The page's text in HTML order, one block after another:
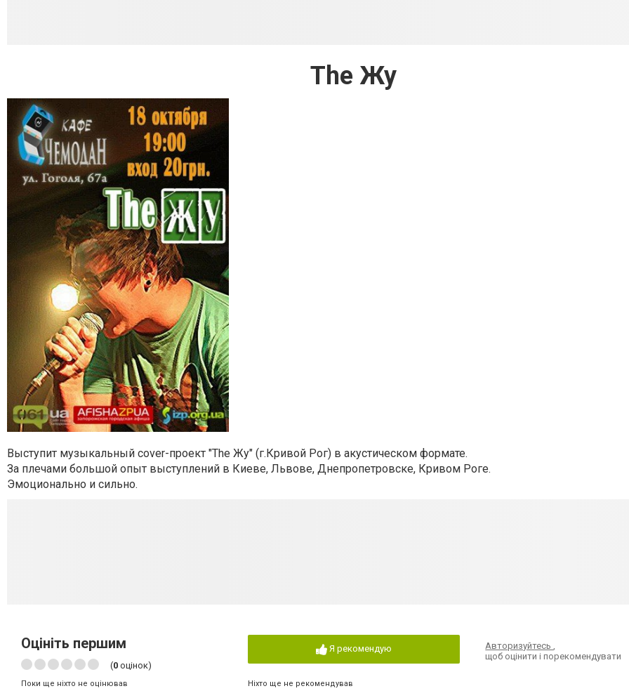
The Жу
Выступит музыкальный cover-проект "The Жу" (г.Кривой Рог) в акустическом формате.
За плечами большой опыт выступлений в Киеве, Львове, Днепропетровске, Кривом Роге.
Эмоционально и сильно.
Оцініть першим
(0 оцінок)
Поки ще ніхто не оцінював
Я рекомендую
Ніхто ще не рекомендував
Авторизуйтесь,
щоб оцінити і порекомендувати